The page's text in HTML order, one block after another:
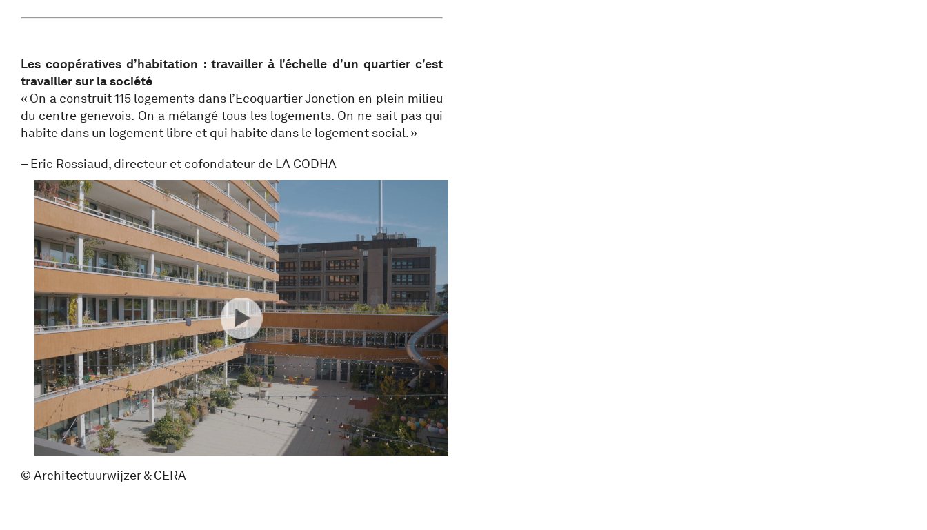
Les coopératives d’habitation : travailler à l’échelle d’un quartier c’est
travailler sur la société
« On a construit 115 logements dans l’Ecoquartier Jonction en plein milieu
du centre genevois. On a mélangé tous les logements. On ne sait pas qui
habite dans un logement libre et qui habite dans le logement social. »
– Eric Rossiaud, directeur et cofondateur de LA CODHA
© Architectuurwijzer & CERA